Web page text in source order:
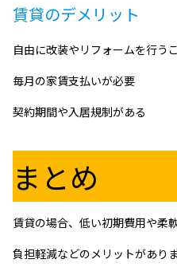
賃貸のデメリット
自由に改装やリフォームを行う
毎月の家賃支払いが必要
契約期間や入居規
まとめ
賃貸の場合、低い初期費用や柔
負担軽減などのメリットがありま